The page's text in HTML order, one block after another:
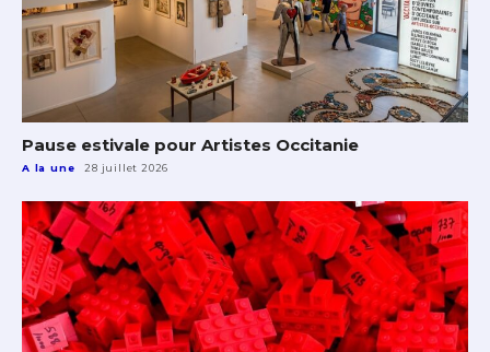
Pause estivale pour Artistes Occitanie
A la une 28 juillet 2026